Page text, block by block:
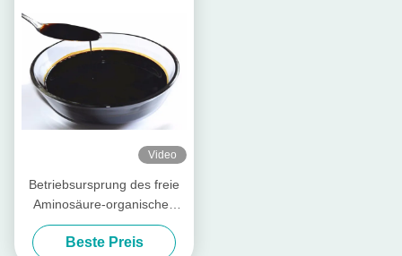
Video
Betriebsursprung des freie
Aminosäure-organisches
Düngemittel-Mittel-30% vom
Gemüse
Beste Preis